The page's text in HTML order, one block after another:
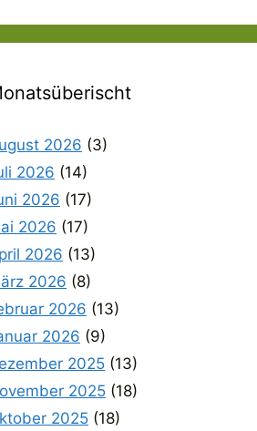
2026 (3)
2026 (14)
2026 (17)
2026 (17)
2026 (13)
2026 (8)
2026 (13)
2026 (9)
2025 (13)
2025 (18)
2025 (18)